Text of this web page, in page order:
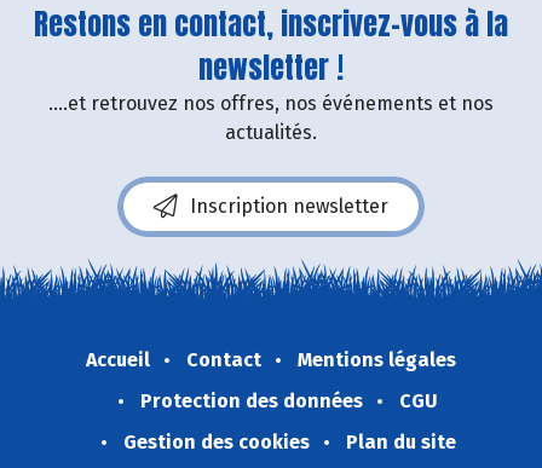
Restons en contact, inscrivez-vous à la
newsletter !
....et retrouvez nos offres, nos événements et nos
actualités.
Inscription newsletter
Accueil Contact
Mentions légales
Protection des données
CGU
Gestion des cookies
Plan du site